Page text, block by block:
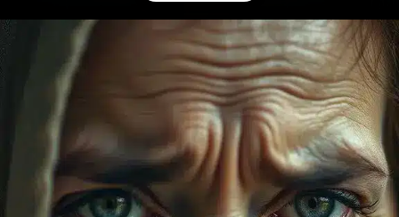
Opening https://ademilsoncs.adv.br/